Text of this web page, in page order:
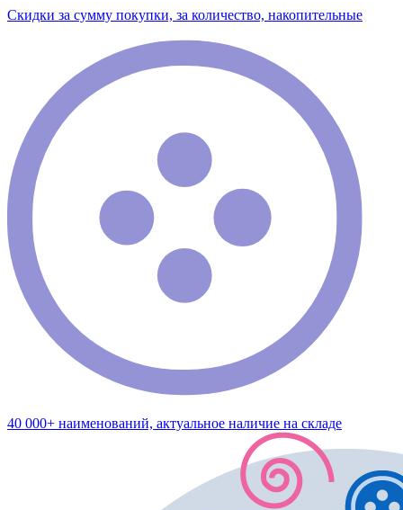
Скидки за сумму покупки, за количество, накопительные
40 000+ наименований, актуальное наличие на складе